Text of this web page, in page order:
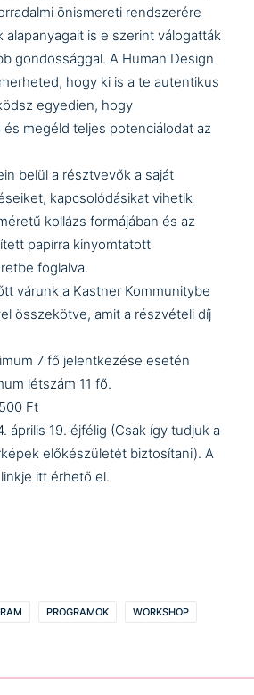
önismereti rendszerére
alapanyagait is e szerint válogatták
gondossággal. A Human Design
hogy ki is a te autentikus
egyedien, hogy
megéld teljes potenciálodat az
belül a résztvevők a saját
kapcsolódásikat vihetik
kollázs formájában és az
papírra kinyomtatott
foglalva.
várunk a Kastner Kommunitybe
összekötve, amit a részvételi díj
7 fő jelentkezése esetén
létszám 11 fő.
Ft
április 19. éjfélig (Csak így tudjuk a
előkészületét biztosítani). A
itt érhető el.
PROGRAMOK WORKSHOP